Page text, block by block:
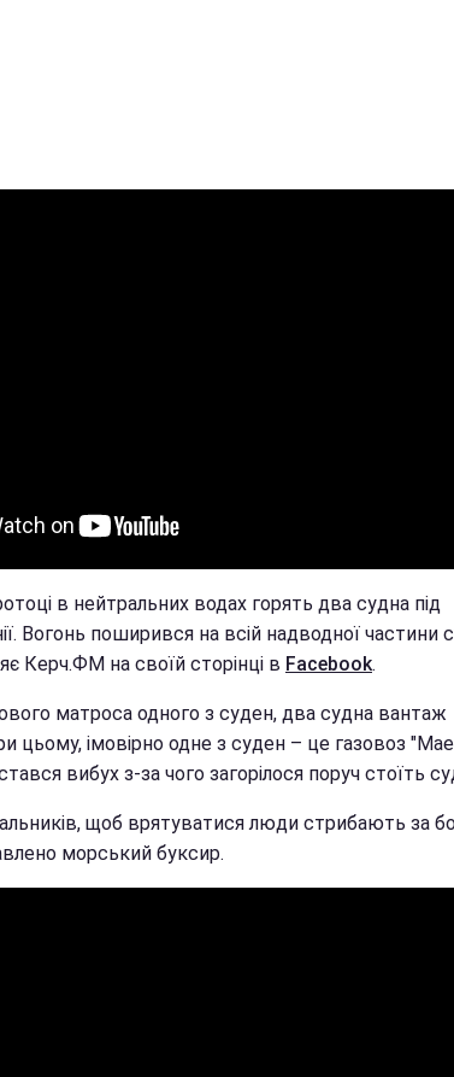
в нейтральних водах горять два судна під
Вогонь поширився на всій надводної частини
Керч.ФМ на своїй сторінці в Facebook.
матроса одного з суден, два судна вантаж
цьому, імовірно одне з суден – це газовоз
вибух з-за чого загорілося поруч стоїть
щоб врятуватися люди стрибають за
морський буксир.